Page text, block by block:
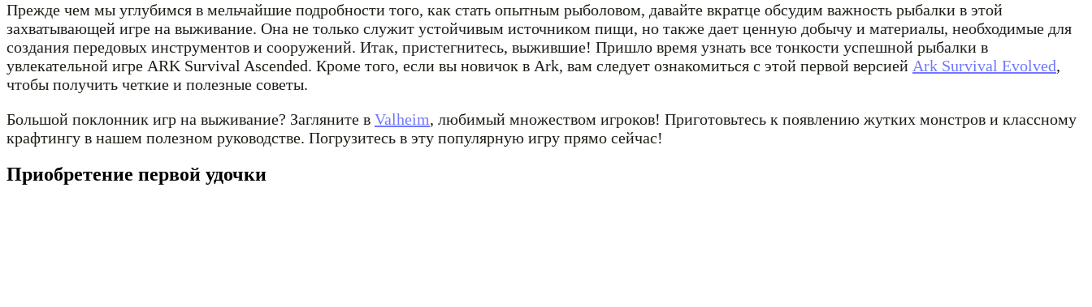
Прежде чем мы углубимся в мельчайшие подробности того, как стать опытным рыболовом, давайте вкратце обсудим важность рыбалки в этой
захватывающей игре на выживание. Она не только служит устойчивым источником пищи, но также дает ценную добычу и материалы, необходимые для
создания передовых инструментов и сооружений. Итак, пристегнитесь, выжившие! Пришло время узнать все тонкости успешной рыбалки в
увлекательной игре ARK Survival Ascended. Кроме того, если вы новичок в Ark, вам следует ознакомиться с этой первой версией Ark Survival Evolved,
чтобы получить четкие и полезные советы.
Большой поклонник игр на выживание? Загляните в Valheim, любимый множеством игроков! Приготовьтесь к появлению жутких монстров и классному
крафтингу в нашем полезном руководстве. Погрузитесь в эту популярную игру прямо сейчас!
Приобретение первой удочки